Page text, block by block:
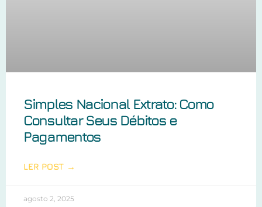
Simples Nacional Extrato: Como
Consultar Seus Débitos e
Pagamentos
LER POST →
agosto 2, 2025